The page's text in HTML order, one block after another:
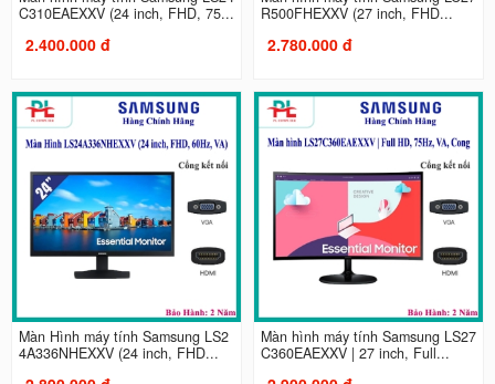
C310EAEXXV (24 inch, FHD, 75...
2.400.000 đ
R500FHEXXV (27 inch, FHD...
2.780.000 đ
Màn Hình máy tính Samsung LS2
4A336NHEXXV (24 inch, FHD...
Màn hình máy tính Samsung LS27
C360EAEXXV | 27 inch, Full...